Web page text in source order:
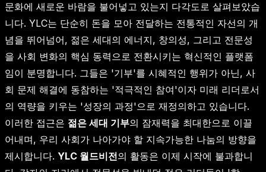
문화에 새로운 바람을 불어넣고 있는지 다각도로 살펴보았습
니다. YLC는 단순히 돈을 모아 전달하는 전통적인 자선의 개
념을 뛰어넘어, 젊은 세대의 에너지, 창의성, 그리고 전문성
을 사회 변화의 핵심 동력으로 전환시키는 혁신적인 플랫폼
임이 분명합니다. 그들은 '기부'를 시혜적인 행위가 아닌, 사
회 문제 해결에 동참하는 '적극적인 참여'이자 미래 리더로서
의 역량을 키우는 '성장의 과정'으로 재정의하고 있습니다.
이러한 접근은 젊은 세대 기부의 잠재력을 최대한으로 이끌
어내며, 우리 사회가 나아가야 할 지속가능한 나눔의 방향을
제시합니다. YLC 월드비전의 활동은 이제 시작에 불과합니